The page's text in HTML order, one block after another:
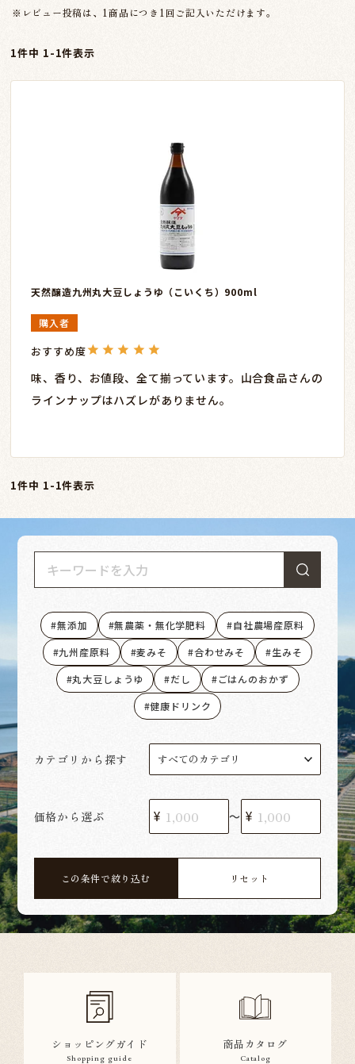
※レビュー投稿は、1商品につき1回ご記入いただけます。
1件中 1-1件表示
天然醸造九州丸大豆しょうゆ（こいくち）900ml
購入者
味、香り、お値段、全て揃っています。山合食品さんの
ラインナップはハズレがありません。
1件中 1-1件表示
無添加 無農薬・無化学肥料
自社農場産原料
九州産原料
麦みそ 合わせみそ
生みそ
丸大豆しょうゆ
だし
ごはんのおかず
健康ドリンク
カテゴリから探す
価格から選ぶ 〜
この条件で絞り込む リセット
ショッピングガイド
Shopping guide
商品カタログ
Catalog